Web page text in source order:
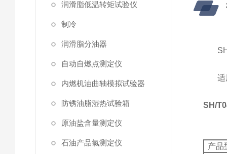
润滑脂低温转矩试验仪
制冷
润滑脂分油器
自动自燃点测定仪
内燃机油曲轴模拟试验器
防锈油脂湿热试验箱
原油盐含量测定仪
石油产品氯测定仪
适
SH/
产品